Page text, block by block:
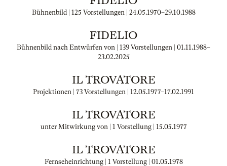
Bühnenbild | 125 Vorstellungen | 24.05.1970–29.10.1988
FIDELIO
Bühnenbild nach Entwürfen von | 139 Vorstellungen | 01.11.1988–
23.02.2025
IL TROVATORE
Projektionen | 73 Vorstellungen | 12.05.1977–17.02.1991
IL TROVATORE
unter Mitwirkung von | 1 Vorstellung | 15.05.1977
IL TROVATORE
Fernseheinrichtung | 1 Vorstellung | 01.05.1978